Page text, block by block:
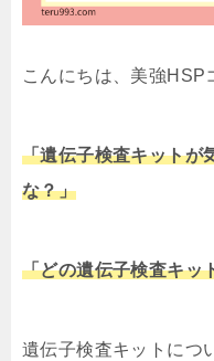
こんにちは、美強HSP
「遺伝子検査キットが
な？」
「どの遺伝子検査キッ
遺伝子検査キットにつ